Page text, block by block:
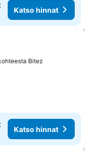
Katso hinnat
Bitez
Katso hinnat